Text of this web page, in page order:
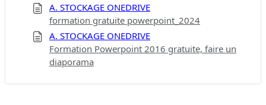
A. STOCKAGE ONEDRIVE
formation gratuite powerpoint_2024
A. STOCKAGE ONEDRIVE
Formation Powerpoint 2016 gratuite, faire un
diaporama